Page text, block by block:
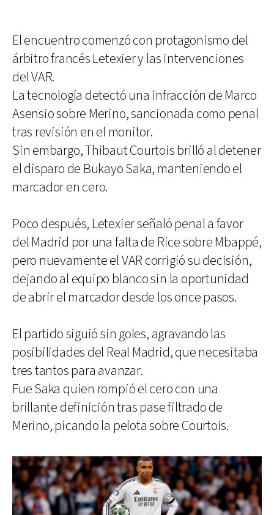
El encuentro comenzó con protagonismo del
árbitro francés Letexier y las intervenciones
del VAR.
La tecnología detectó una infracción de Marco
Asensio sobre Merino, sancionada como penal
tras revisión en el monitor.
Sin embargo, Thibaut Courtois brilló al detener
el disparo de Bukayo Saka, manteniendo el
marcador en cero.
Poco después, Letexier señaló penal a favor
del Madrid por una falta de Rice sobre Mbappé,
pero nuevamente el VAR corrigió su decisión,
dejando al equipo blanco sin la oportunidad
de abrir el marcador desde los once pasos.
El partido siguió sin goles, agravando las
posibilidades del Real Madrid, que necesitaba
tres tantos para avanzar.
Fue Saka quien rompió el cero con una
brillante definición tras pase filtrado de
Merino, picando la pelota sobre Courtois.